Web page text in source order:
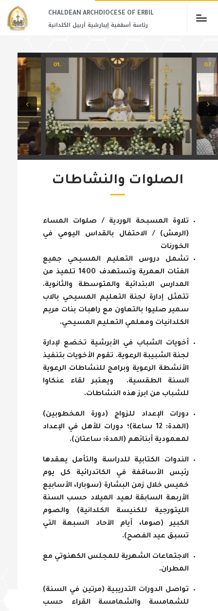
CHALDEAN ARCHDIOCESE OF ERBIL​
رئاسة أسقفية إيبارشية أربيل الكلدانية
.07
.01
الصلوات والنشاطات
تلاوة المسبحة الوردية / صلوات المساء
(الرمش) / الاحتفال بالقداس اليومي في
الخورنات
تشمل دروس التعليم المسيحي جميع
الفئات العمرية وتستهدف 1400 تلميذ من
المدارس الابتدائية والمتوسطة والثانوية.
تتمثل إدارة لجنة التعليم المسيحي بالاب
سمير صليوا بالتعاون مع راهبات بنات مريم
الكلدانيات ومعلمي التعليم المسيحي.
أخويات الشباب في الأبرشية تخضع لإدارة
لجنة الشبيبة الرعوية. تقوم الأخويات بتنفيذ
الأنشطة الرعوية وبرامج للنشاطات الرعوية
السنة الطقسية. ويعتبر لقاء عنكاوا
للشباب من ابرز هذه النشاطات.
دورات الإعداد للزواج (دورة المخطوبين)
(المدة: 12 ساعة)؛ دورات للأهل في الإعداد
لمعمودية أبنائهم (المدة: ساعتان).
الندوات الكتابية للدراسة والتأمل يعقدها
رئيس الأساقفة في الكاتدرائية كل يوم
خميس خلال زمن البشارة (سوبارا، الأسابيع
الأربعة السابقة لعيد الميلاد حسب السنة
الليتورجية للكنيسة الكلدانية) والصوم
الكبير (صوما، أيام الآحاد السبعة التي
تسبق عيد الفصح).
الاجتماعات الشهرية للمجلس الكهنوتي مع
المطران.
تواصل الدورات التدريبية (مرتين في السنة)
للشمامسة والشمامسة القراء حسب